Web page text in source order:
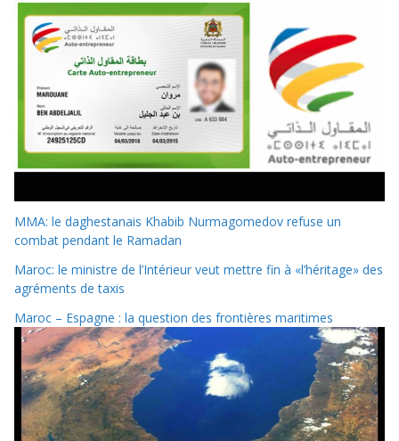
MMA: le daghestanais Khabib Nurmagomedov refuse un
combat pendant le Ramadan
Maroc: le ministre de l’Intérieur veut mettre fin à «l’héritage» des
agréments de taxis
Maroc – Espagne : la question des frontières maritimes